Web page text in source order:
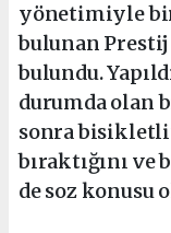
yönetimiyle
bulunan Prestij
bulundu.
durumda olan
sonra
bıraktığını
de soz konusu